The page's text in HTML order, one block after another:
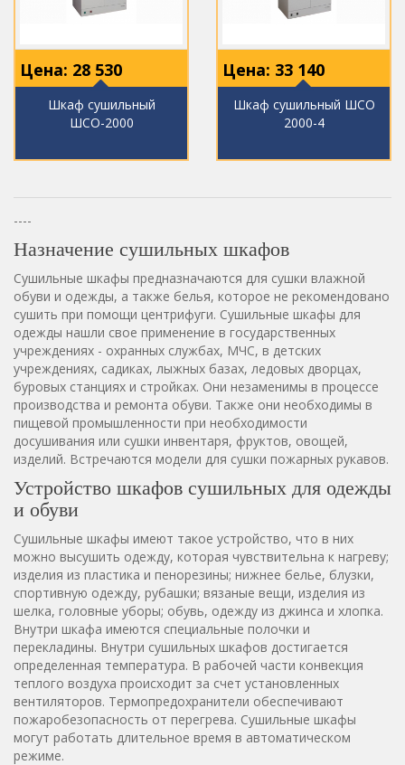
Цена: 28 530
Шкаф сушильный
ШСО-2000
Цена: 33 140
Шкаф сушильный ШСО
2000-4
----
Назначение сушильных шкафов
Сушильные шкафы предназначаются для сушки влажной
обуви и одежды, а также белья, которое не рекомендовано
сушить при помощи центрифуги. Сушильные шкафы для
одежды нашли свое применение в государственных
учреждениях - охранных службах, МЧС, в детских
учреждениях, садиках, лыжных базах, ледовых дворцах,
буровых станциях и стройках. Они незаменимы в процессе
производства и ремонта обуви. Также они необходимы в
пищевой промышленности при необходимости
досушивания или сушки инвентаря, фруктов, овощей,
изделий. Встречаются модели для сушки пожарных рукавов.
Устройство шкафов сушильных для одежды
и обуви
Сушильные шкафы имеют такое устройство, что в них
можно высушить одежду, которая чувствительна к нагреву;
изделия из пластика и пенорезины; нижнее белье, блузки,
спортивную одежду, рубашки; вязаные вещи, изделия из
шелка, головные уборы; обувь, одежду из джинса и хлопка.
Внутри шкафа имеются специальные полочки и
перекладины. Внутри сушильных шкафов достигается
определенная температура. В рабочей части конвекция
теплого воздуха происходит за счет установленных
вентиляторов. Термопредохранители обеспечивают
пожаробезопасность от перегрева. Сушильные шкафы
могут работать длительное время в автоматическом
режиме.